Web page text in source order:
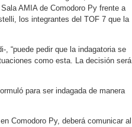
AMIA de Comodoro Py frente a
los integrantes del TOF 7 que la
, “puede pedir que la indagatoria se
como esta. La decisión será
para ser indagada de manera
Comodoro Py, deberá comunicar al